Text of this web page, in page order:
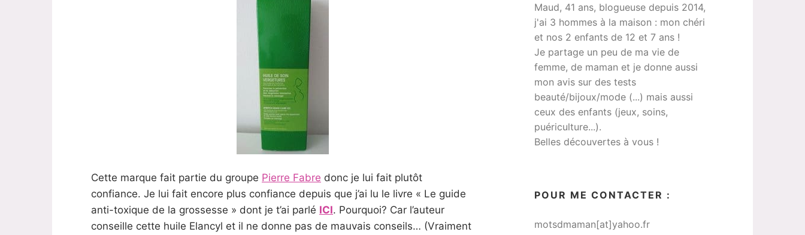
Cette marque fait partie du groupe Pierre Fabre donc je lui fait plutôt
confiance. Je lui fait encore plus confiance depuis que j’ai lu le livre « Le guide
anti-toxique de la grossesse » dont je t’ai parlé ICI. Pourquoi? Car l’auteur
conseille cette huile Elancyl et il ne donne pas de mauvais conseils… (Vraiment
Maud, 41 ans, blogueuse depuis 2014,
j'ai 3 hommes à la maison : mon chéri
et nos 2 enfants de 12 et 7 ans !
Je partage un peu de ma vie de
femme, de maman et je donne aussi
mon avis sur des tests
beauté/bijoux/mode (...) mais aussi
ceux des enfants (jeux, soins,
puériculture...).
Belles découvertes à vous !
POUR ME CONTACTER :
motsdmaman[at]yahoo.fr